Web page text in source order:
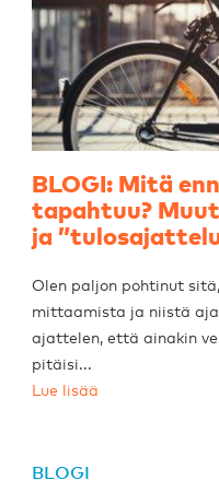
BLOGI: Mitä
tapahtuu?
ja
Olen paljon pohtinut
mittaamista ja niistä
ajattelen, että ainakin
pitäisi...
Lue lisää
BLOGI